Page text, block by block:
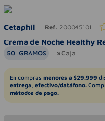
Cetaphil Ref: 200045101
Crema de Noche Healthy
50 GRAMOS Caja
En compras menores a $29.999
entrega, efectivo/datáfono.
métodos de pago.